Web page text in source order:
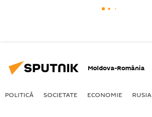
Moldova-România
POLITICĂ SOCIETATE ECONOMIE RUSIA